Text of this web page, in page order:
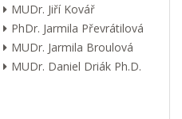
MUDr. Jiří Kovář
PhDr. Jarmila Převrátilová
MUDr. Jarmila Broulová
MUDr. Daniel Driák Ph.D.